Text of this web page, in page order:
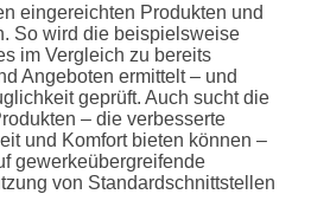
eingereichten Produkten und
So wird die beispielsweise
im Vergleich zu bereits
Angeboten ermittelt – und
geprüft. Auch sucht die
– die verbesserte
und Komfort bieten können –
gewerkeübergreifende
von Standardschnittstellen